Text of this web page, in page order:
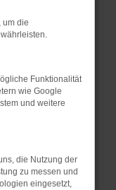
Seiten
in einem
privaten
beheben.
um die
Funktionalität
wie Google
und weitere
die Nutzung der
zu messen und
eingesetzt,